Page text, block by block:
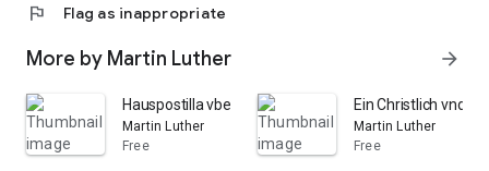
flag Flag as inappropriate
More by Martin Luther arrow_forward
Hauspostilla vber die Sontags vnd der fürnemesten
Martin Luther
Free
Ein Christlich vnd
Martin Luther
Free